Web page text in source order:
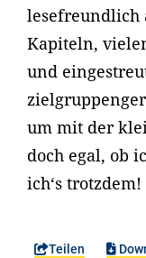
lesefreundlich
Kapiteln,
und
um mit der
doch egal, ob
ich‘s trotzdem!
Teilen